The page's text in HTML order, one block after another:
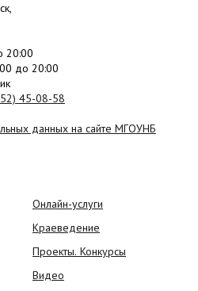
20:00
до 20:00
45-08-58
данных на сайте МГОУНБ
Онлайн-услуги
Краеведение
Проекты. Конкурсы
Видео